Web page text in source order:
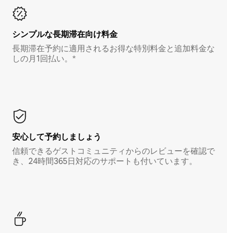
シンプルな長期滞在向け料金
長期滞在予約に適用されるお得な特別料金と追加料金な
しの月1回払い。*
安心して予約しましょう
信頼できるゲストコミュニティからのレビューを確認で
き、24時間365日対応のサポートも付いています。